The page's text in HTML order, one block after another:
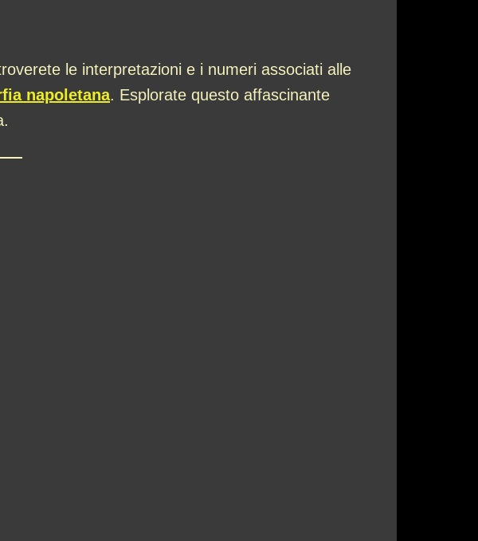
le interpretazioni e i numeri associati alle
napoletana. Esplorate questo affascinante